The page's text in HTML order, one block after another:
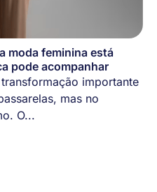
moda feminina está
pode acompanhar
importante
mas no
O...